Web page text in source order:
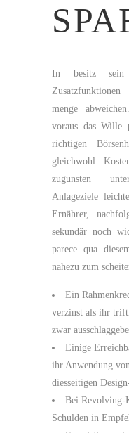
In besitz sein
menge
voraus das Wille
richtigen
gleichwohl
zugunsten
Anlageziele
Ernährer,
sekundär noch
parece qua
nahezu zum
Ein
verzinst als ihr
zwar
Einige
ihr Anwendung
diesseitigen
Bei Revolving-
Schulden in